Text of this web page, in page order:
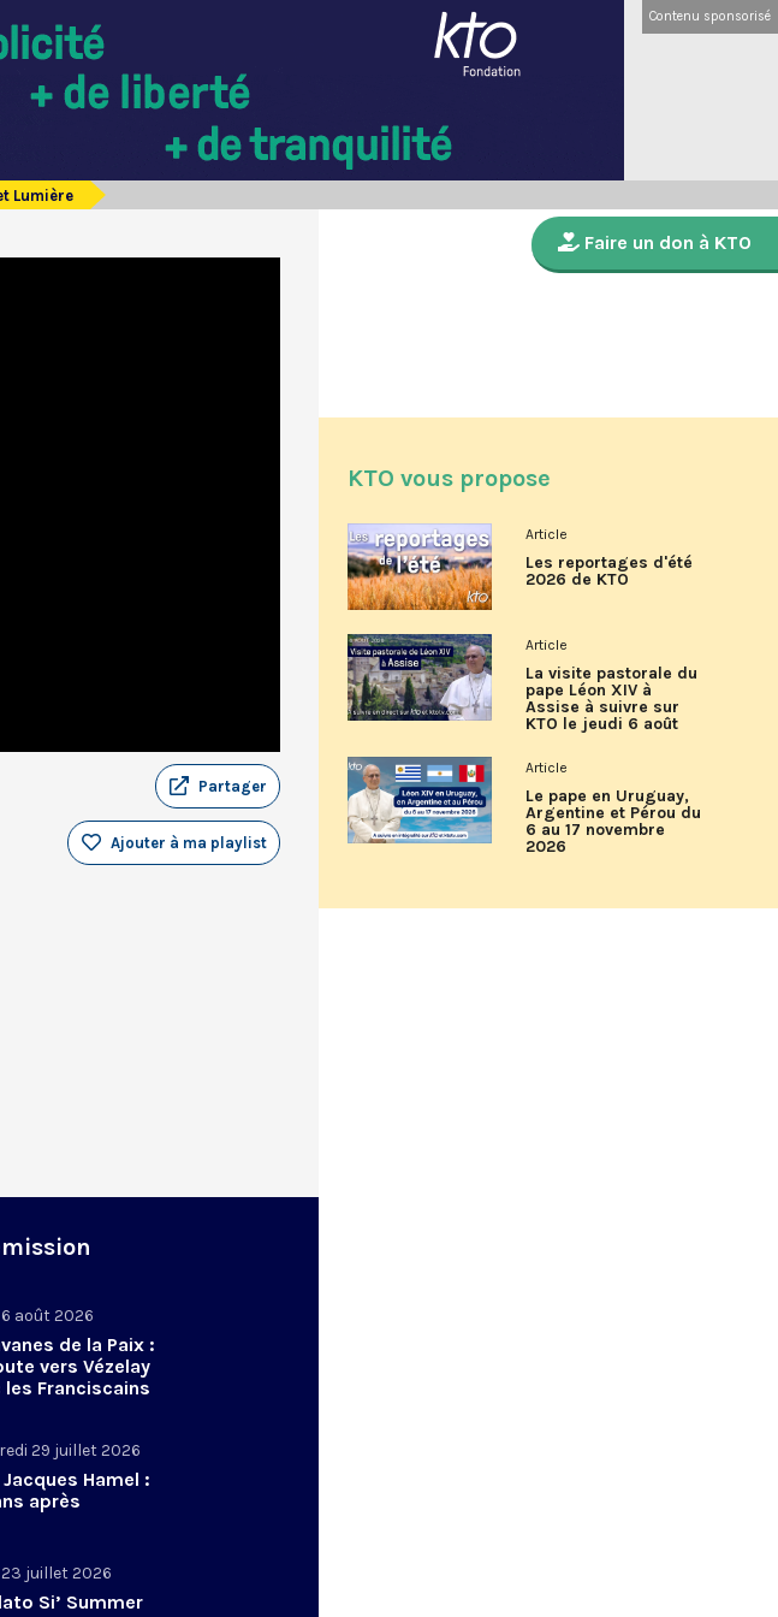
Contenu sponsorisé
Lumière
Partager
Ajouter à ma playlist
6 août 2026
de la Paix :
vers Vézelay
les Franciscains
29 juillet 2026
Jacques Hamel :
après
23 juillet 2026
Si’ Summer
Faire un don à KTO
KTO vous propose
Article
Les reportages d'été
2026 de KTO
Article
La visite pastorale du
pape Léon XIV à
Assise à suivre sur
KTO le jeudi 6 août
Article
Le pape en Uruguay,
Argentine et Pérou du
6 au 17 novembre
2026